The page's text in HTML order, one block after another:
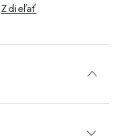
Zdieľať